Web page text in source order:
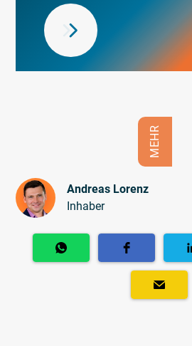
MEHR
Andreas Lorenz
Inhaber